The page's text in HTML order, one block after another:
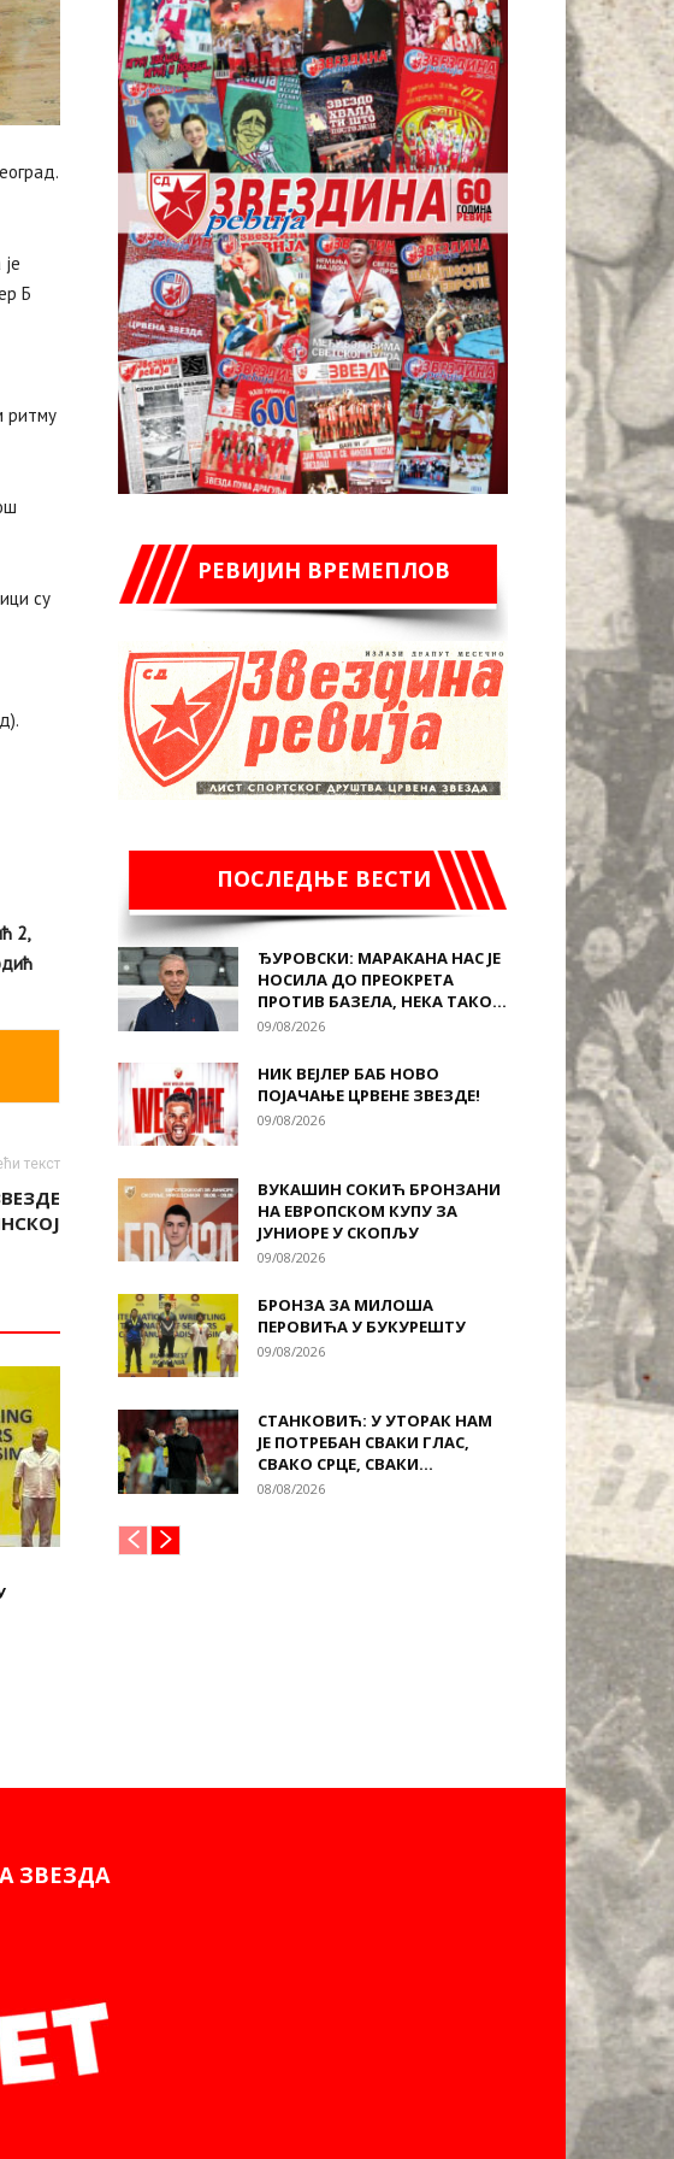
Б
ритму
су
2,
текст
РЕВИЈИН ВРЕМЕПЛОВ
ПОСЛЕДЊЕ ВЕСТИ
ЂУРОВСКИ: МАРАКАНА НАС ЈЕ
НОСИЛА ДО ПРЕОКРЕТА
ПРОТИВ БАЗЕЛА, НЕКА ТАКО...
09/08/2026
НИК ВЕЈЛЕР БАБ НОВО
ПОЈАЧАЊЕ ЦРВЕНЕ ЗВЕЗДЕ!
09/08/2026
ВУКАШИН СОКИЋ БРОНЗАНИ
НА ЕВРОПСКОМ КУПУ ЗА
ЈУНИОРЕ У СКОПЉУ
09/08/2026
БРОНЗА ЗА МИЛОША
ПЕРОВИЋА У БУКУРЕШТУ
09/08/2026
СТАНКОВИЋ: У УТОРАК НАМ
ЈЕ ПОТРЕБАН СВАКИ ГЛАС,
СВАКО СРЦЕ, СВАКИ...
08/08/2026
ЗВЕЗДА